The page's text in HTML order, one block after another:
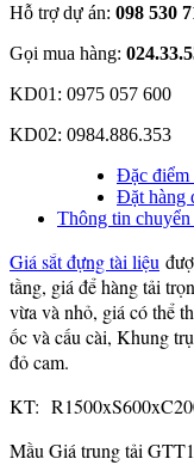
Hỗ trợ dự án: 098 530
Gọi mua hàng:
KD01: 0975 057 600
KD02: 0984.886.353
Đặc điểm
Đặt hàng
Thông tin chuyển
Giá sắt đựng tài liệu
tầng, giá để hàng tải
vừa và nhỏ, giá có thể
ốc và cấu cài, Khung
đỏ cam.
KT:
Mầu Giá trung tải